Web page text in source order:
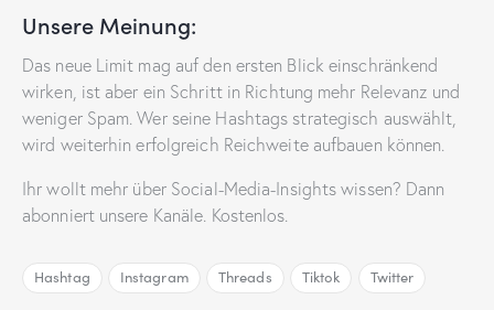
Unsere Meinung:
Das neue Limit mag auf den ersten Blick einschränkend
wirken, ist aber ein Schritt in Richtung mehr Relevanz und
weniger Spam. Wer seine Hashtags strategisch auswählt,
wird weiterhin erfolgreich Reichweite aufbauen können.
Ihr wollt mehr über Social-Media-Insights wissen? Dann
abonniert unsere Kanäle. Kostenlos.
Hashtag Instagram Threads Tiktok Twitter